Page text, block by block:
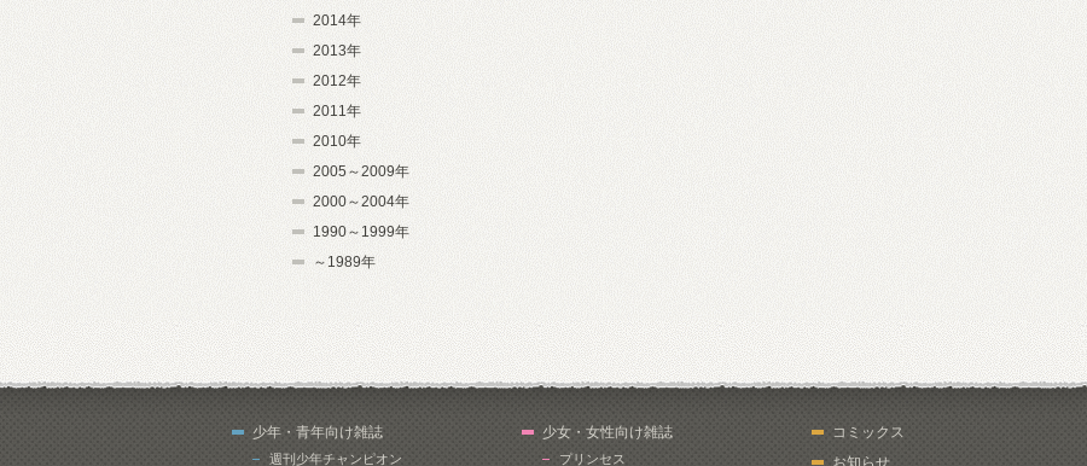
2014年
2013年
2012年
2011年
2010年
2005～2009年
2000～2004年
1990～1999年
～1989年
少年・青年向け雑誌
週刊少年チャンピオン
少女・女性向け雑誌
プリンセス
コミックス
お知らせ